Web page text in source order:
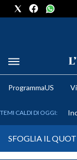
METEO
ProgrammaUS
TEMI CALDI DI OGGI:
SFOGLIA IL